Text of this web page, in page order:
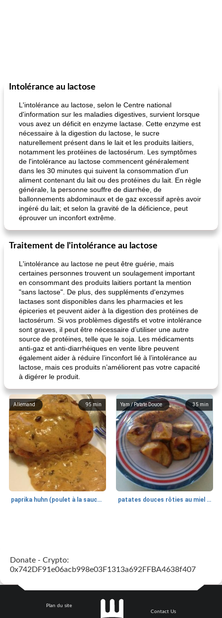
Intolérance au lactose
L'intolérance au lactose, selon le Centre national
d'information sur les maladies digestives, survient lorsque
vous avez un déficit en enzyme lactase. Cette enzyme est
nécessaire à la digestion du lactose, le sucre
naturellement présent dans le lait et les produits laitiers,
notamment les protéines de lactosérum. Les symptômes
de l'intolérance au lactose commencent généralement
dans les 30 minutes qui suivent la consommation d'un
aliment contenant du lait ou des protéines du lait. En règle
générale, la personne souffre de diarrhée, de
ballonnements abdominaux et de gaz excessif après avoir
ingéré du lait; et selon la gravité de la déficience, peut
éprouver un inconfort extrême.
Traitement de l'intolérance au lactose
L'intolérance au lactose ne peut être guérie, mais
certaines personnes trouvent un soulagement important
en consommant des produits laitiers portant la mention
"sans lactose". De plus, des suppléments d'enzymes
lactases sont disponibles dans les pharmacies et les
épiceries et peuvent aider à la digestion des protéines de
lactosérum. Si vos problèmes digestifs et votre intolérance
sont graves, il peut être nécessaire d’utiliser une autre
source de protéines, telle que le soja. Les médicaments
anti-gaz et anti-diarrhéiques en vente libre peuvent
également aider à réduire l’inconfort lié à l’intolérance au
lactose, mais ces produits n’améliorent pas votre capacité
à digérer le produit.
95 min
Allemand
paprika huhn (poulet à la sauce paprika).
35 min
Yam / Patate Douce
patates douces rôties au miel / kumara
Donate - Crypto:
0x742DF91e06acb998e03F1313a692FFBA4638f407
Plan du site
Contact Us